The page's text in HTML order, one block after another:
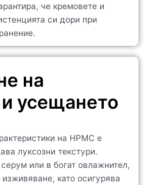
че кремовете и
си дори при
на
усещането
на HPMC е
луксозни текстури.
или в богат овлажнител,
като осигурява